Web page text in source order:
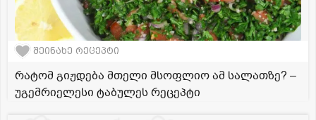
შეინახე რეცეპტი
რატომ გიჟდება მთელი მსოფლიო ამ სალათზე? –
უგემრიელესი ტაბულეს რეცეპტი